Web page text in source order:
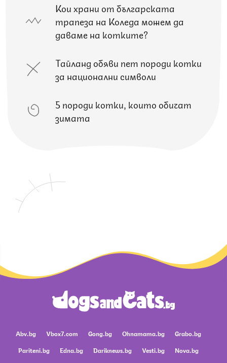
Кои храни от българската
трапеза на Коледа можем да
даваме на котките?
Тайланд обяви пет породи котки
за национални символи
5 породи котки, които обичат
зимата
Abv.bg Vbox7.com Gong.bg Ohnamama.bg
Grabo.bg
Pariteni.bg
Edna.bg Dariknews.bg Vesti.bg
Nova.bg